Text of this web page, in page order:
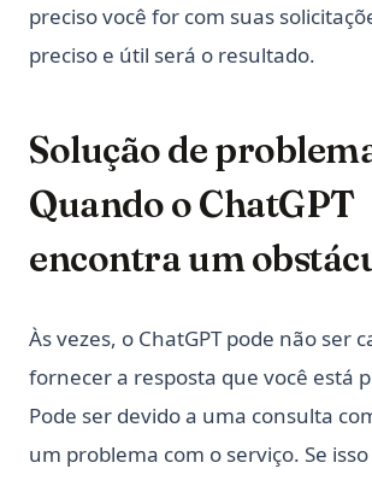
preciso você for com suas
preciso e útil será o resultado.
Solução de
Quando o ChatGPT
encontra um
Às vezes, o ChatGPT pode não ser
fornecer a resposta que você está
Pode ser devido a uma consulta
um problema com o serviço. Se